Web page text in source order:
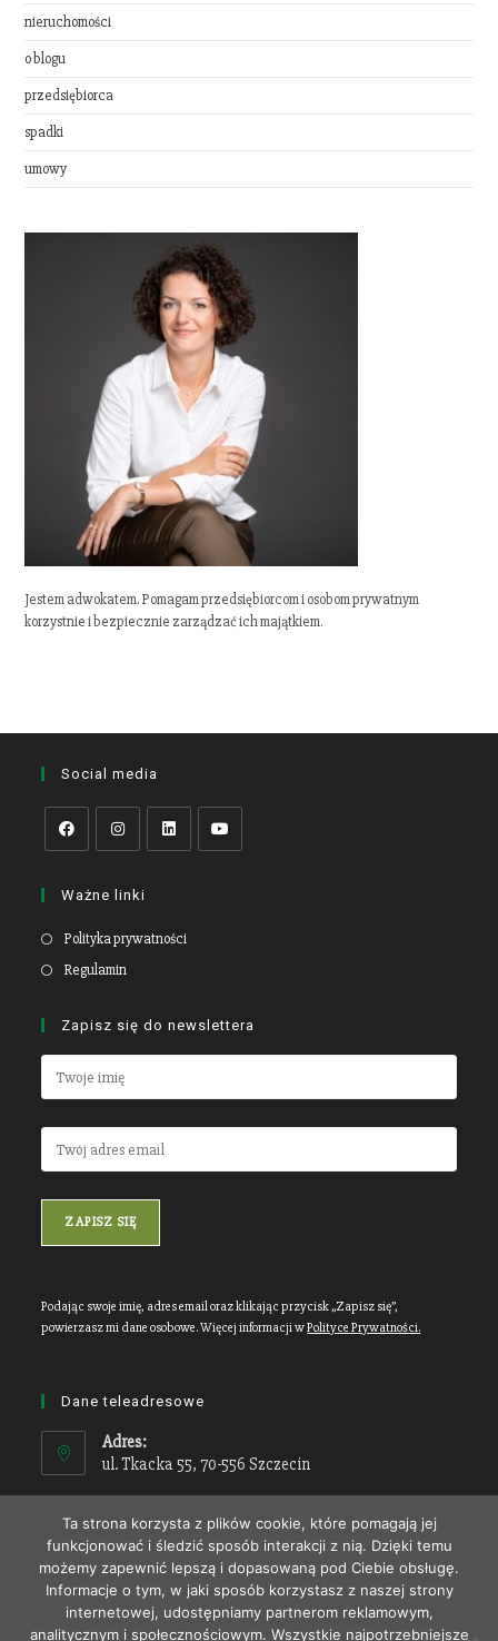
nieruchomości
o blogu
przedsiębiorca
spadki
umowy
Jestem adwokatem. Pomagam przedsiębiorcom i osobom prywatnym
korzystnie i bezpiecznie zarządzać ich majątkiem.
Social media
Ważne linki
Polityka prywatności
Regulamin
Zapisz się do newslettera
Podając swoje imię, adres email oraz klikając przycisk „Zapisz się”,
powierzasz mi dane osobowe. Więcej informacji wPolityce Prywatności.
Dane teleadresowe
Adres:
ul. Tkacka 55, 70-556 Szczecin
91 8315383
Tel. kom.:
601 74 60 19
Ta strona korzysta z plików cookie, które pomagają jej
funkcjonować i śledzić sposób interakcji z nią. Dzięki temu
możemy zapewnić lepszą i dopasowaną pod Ciebie obsługę.
Informacje o tym, w jaki sposób korzystasz z naszej strony
internetowej, udostępniamy partnerom reklamowym,
analitycznym i społecznościowym. Wszystkie najpotrzebniejsze